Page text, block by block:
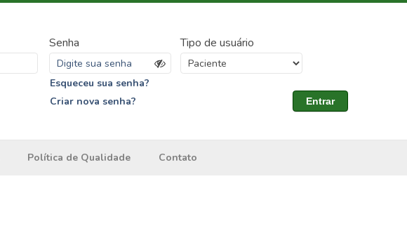
Senha
Esqueceu sua senha?
Criar nova senha?
Tipo de usuário
Entrar
Política de Qualidade Contato